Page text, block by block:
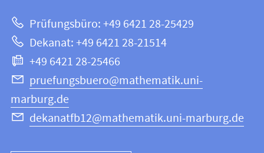
Website
und
Informatik
Prüfungsbüro: +49 6421 28-25429
Dekanat: +49 6421 28-21514
+49 6421 28-25466
pruefungsbuero@mathematik.uni-
marburg.de
dekanatfb12@mathematik.uni-marburg.de